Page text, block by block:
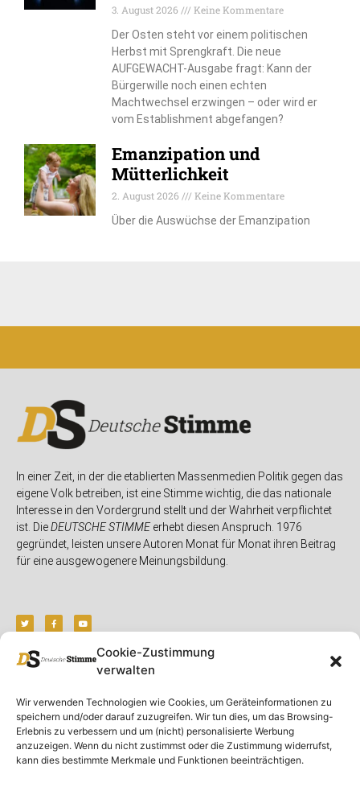
Cookie-Zustimmung
verwalten
Wir verwenden Technologien wie Cookies, um Geräteinformationen zu
speichern und/oder darauf zuzugreifen. Wir tun dies, um das Browsing-
Erlebnis zu verbessern und um (nicht) personalisierte Werbung
anzuzeigen. Wenn du nicht zustimmst oder die Zustimmung widerrufst,
kann dies bestimmte Merkmale und Funktionen beeinträchtigen.
3. August 2026
Keine Kommentare
Der Osten steht vor einem politischen
Herbst mit Sprengkraft. Die neue
AUFGEWACHT-Ausgabe fragt: Kann der
Bürgerwille noch einen echten
Machtwechsel erzwingen – oder wird er
vom Establishment abgefangen?
Emanzipation und
Mütterlichkeit
2. August 2026
Keine Kommentare
Über die Auswüchse der Emanzipation
In einer Zeit, in der die etablierten Massenmedien Politik gegen das
eigene Volk betreiben, ist eine Stimme wichtig, die das nationale
Interesse in den Vordergrund stellt und der Wahrheit verpflichtet
ist. DieDEUTSCHE STIMMEerhebt diesen Anspruch. 1976
gegründet, leisten unsere Autoren Monat für Monat ihren Beitrag
für eine ausgewogenere Meinungsbildung.
Unser Magazin
Spenden
Ausgaben
DS-TV
Rubriken
Deutschland
Ausland
Gespräch
Rechtliche Hinweise
Impressum
Datenschutzerklärung